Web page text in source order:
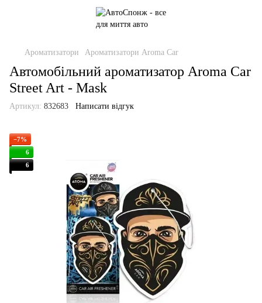
Ароматизатори Ароматизатори Aroma Car
Автомобільний ароматизатор Aroma Car
Street Art - Mask
Артикул: 832683 Написати відгук
−7%
6
6